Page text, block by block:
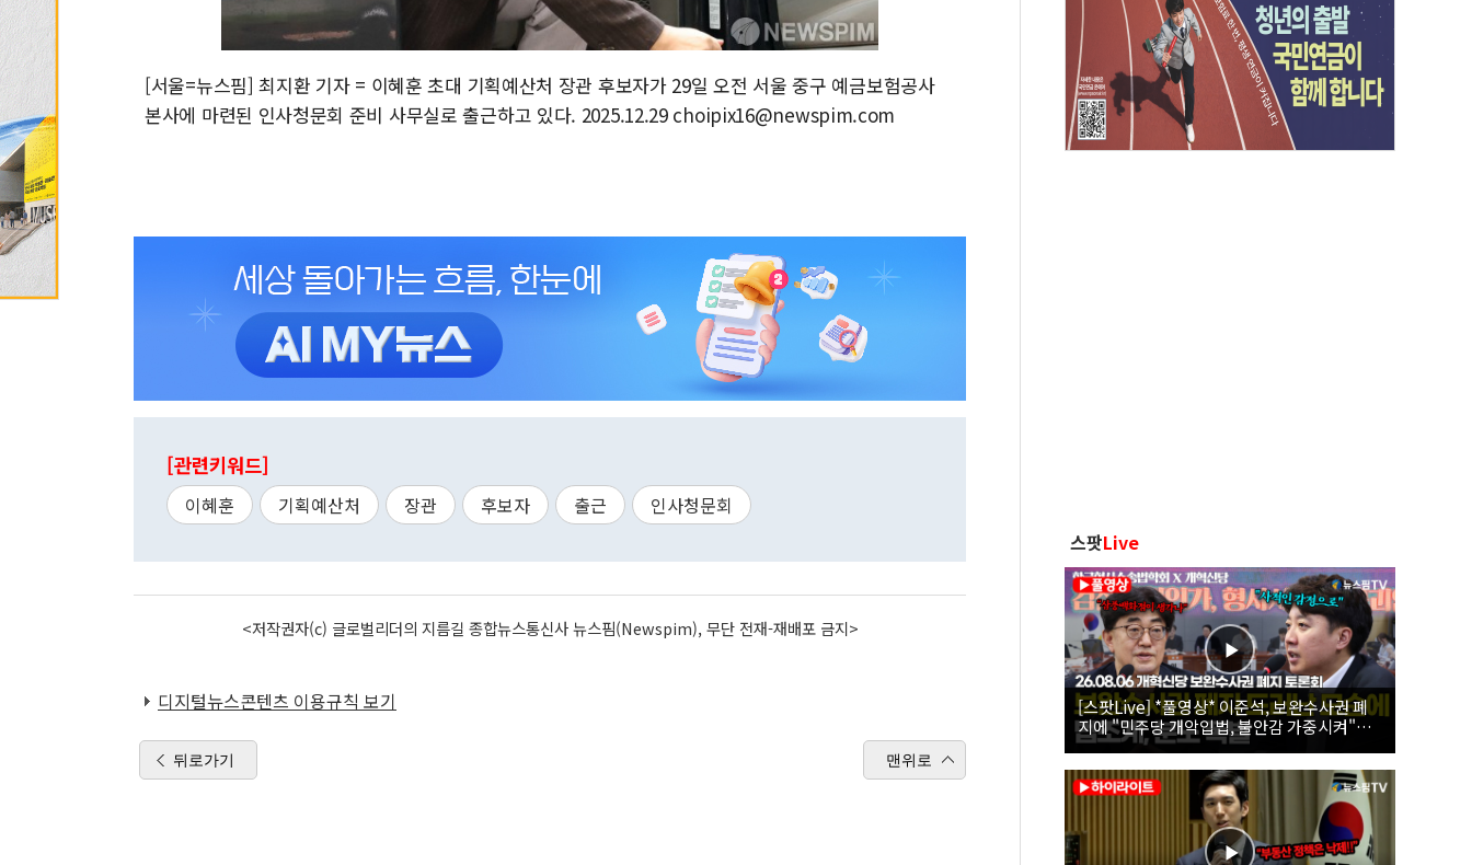
[서울=뉴스핌] 최지환 기자 = 이혜훈 초대 기획예산처 장관 후보자가 29일 오전 서울 중구 예금보험공사
본사에 마련된 인사청문회 준비 사무실로 출근하고 있다. 2025.12.29 choipix16@newspim.com
[관련키워드]
이혜훈 기획예산처 장관 후보자 출근 인사청문회
<저작권자(c) 글로벌리더의 지름길 종합뉴스통신사 뉴스핌(Newspim), 무단 전재-재배포 금지>
디지털뉴스콘텐츠 이용규칙 보기
뒤로가기 맨위로
스팟Live
[스팟Live] *풀영상* 이준석, 보완수사권 폐
지에 "민주당 개악입법, 불안감 가중시켜"｜
26.08.06 개혁신당 보완수사권 폐지 토론회